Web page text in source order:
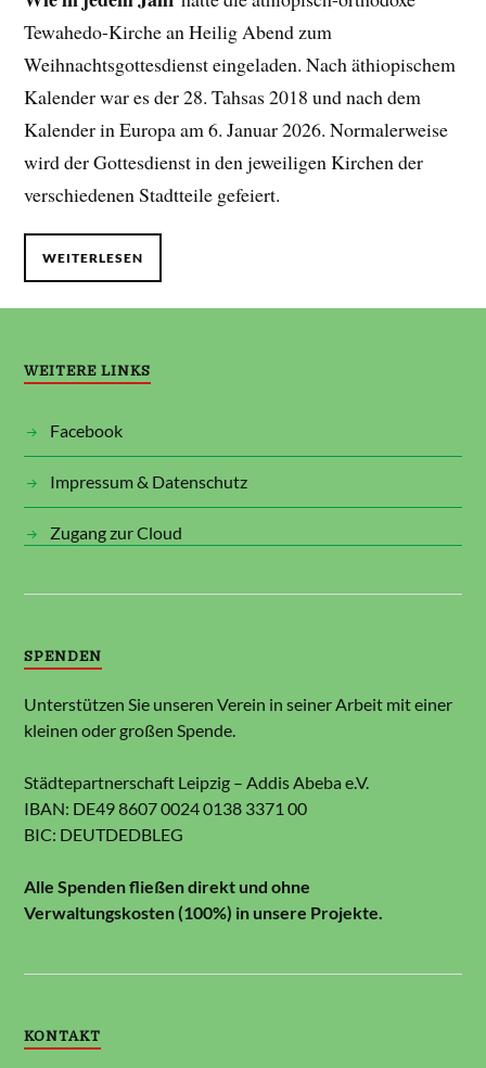
Tewahedo-Kirche an Heilig Abend zum
Weihnachtsgottesdienst eingeladen. Nach äthiopischem
Kalender war es der 28. Tahsas 2018 und nach dem
Kalender in Europa am 6. Januar 2026. Normalerweise
wird der Gottesdienst in den jeweiligen Kirchen der
verschiedenen Stadtteile gefeiert.
WEITERLESEN
WEITERE LINKS
Facebook
Impressum & Datenschutz
Zugang zur Cloud
SPENDEN
Unterstützen Sie unseren Verein in seiner Arbeit mit einer
kleinen oder großen Spende.
Städtepartnerschaft Leipzig – Addis Abeba e.V.
IBAN: DE49 8607 0024 0138 3371 00
BIC: DEUTDEDBLEG
Alle Spenden fließen direkt und ohne
Verwaltungskosten (100%) in unsere Projekte.
KONTAKT